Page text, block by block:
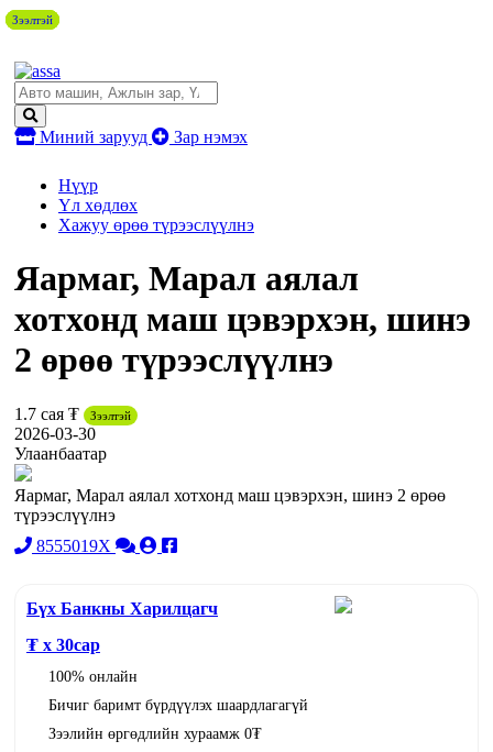
Миний зарууд Зар нэмэх
Нүүр
Үл хөдлөх
Хажуу өрөө түрээслүүлнэ
Яармаг, Марал аялал
хотхонд маш цэвэрхэн, шинэ
2 өрөө түрээслүүлнэ
1.7 сая ₮ Зээлтэй
2026-03-30
Улаанбаатар
Яармаг, Марал аялал хотхонд маш цэвэрхэн, шинэ 2 өрөө
түрээслүүлнэ
8555019X
Бүх Банкны Харилцагч
₮ x 30сар
100% онлайн
Бичиг баримт бүрдүүлэх шаардлагагүй
Зээлийн өргөдлийн хураамж 0₮
Зээлтэй
Зээлтэй
Зээлтэй
Зээлтэй